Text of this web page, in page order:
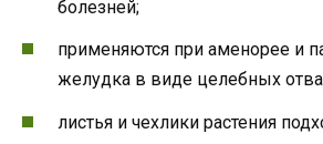
болезней;
применяются при аменорее и
желудка в виде целебных
листья и чехлики растения